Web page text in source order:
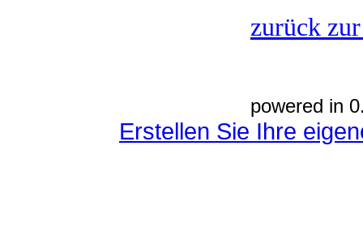
zurück
powered in
Erstellen Sie Ihre